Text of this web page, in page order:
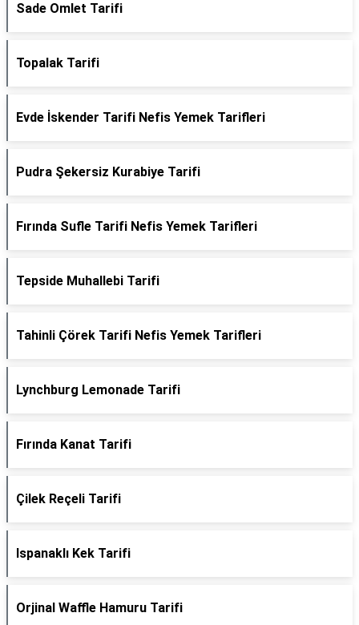
Sade Omlet Tarifi
Topalak Tarifi
Evde İskender Tarifi Nefis Yemek Tarifleri
Pudra Şekersiz Kurabiye Tarifi
Fırında Sufle Tarifi Nefis Yemek Tarifleri
Tepside Muhallebi Tarifi
Tahinli Çörek Tarifi Nefis Yemek Tarifleri
Lynchburg Lemonade Tarifi
Fırında Kanat Tarifi
Çilek Reçeli Tarifi
Ispanaklı Kek Tarifi
Orjinal Waffle Hamuru Tarifi